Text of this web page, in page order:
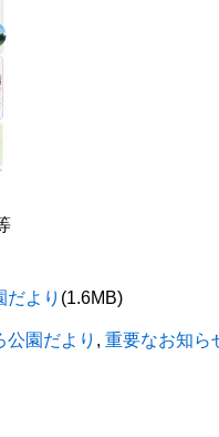
だより (1.6MB)
公園だより , 重要なお知ら